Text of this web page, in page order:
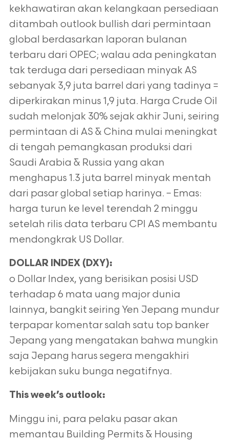
kekhawatiran akan kelangkaan persediaan
ditambah outlook bullish dari permintaan
global berdasarkan laporan bulanan
terbaru dari OPEC; walau ada peningkatan
tak terduga dari persediaan minyak AS
sebanyak 3,9 juta barrel dari yang tadinya =
diperkirakan minus 1,9 juta. Harga Crude Oil
sudah melonjak 30% sejak akhir Juni, seiring
permintaan di AS & China mulai meningkat
di tengah pemangkasan produksi dari
Saudi Arabia & Russia yang akan
menghapus 1.3 juta barrel minyak mentah
dari pasar global setiap harinya. – Emas:
harga turun ke level terendah 2 minggu
setelah rilis data terbaru CPI AS membantu
mendongkrak US Dollar.
DOLLAR INDEX (DXY):
o Dollar Index, yang berisikan posisi USD
terhadap 6 mata uang major dunia
lainnya, bangkit seiring Yen Jepang mundur
terpapar komentar salah satu top banker
Jepang yang mengatakan bahwa mungkin
saja Jepang harus segera mengakhiri
kebijakan suku bunga negatifnya.
This week’s outlook:
Minggu ini, para pelaku pasar akan
memantau Building Permits & Housing